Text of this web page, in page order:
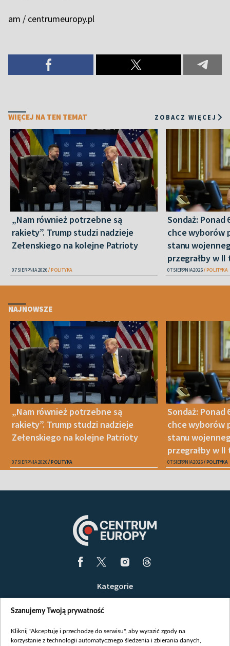
am / centrumeuropy.pl
WIĘCEJ NA TEN TEMAT ZOBACZ WIĘCEJ
„Nam również potrzebne są
rakiety”. Trump studzi nadzieje
Zełenskiego na kolejne Patrioty
07 SIERPNIA 2026 POLITYKA
Sondaż: Ponad
chce wyborów
stanu
przegrałby w II
07 SIERPNIA 2026 POLITYKA
NAJNOWSZE
„Nam również potrzebne są
rakiety”. Trump studzi nadzieje
Zełenskiego na kolejne Patrioty
07 SIERPNIA 2026 POLITYKA
Sondaż: Ponad
chce wyborów
stanu
przegrałby w II
07 SIERPNIA 2026 POLITYKA
Kategorie
Opinie
Szanujemy Twoją prywatność
Kliknij "Akceptuję i przechodzę do serwisu", aby wyrazić zgody na
korzystanie z technologii automatycznego śledzenia i zbierania danych,